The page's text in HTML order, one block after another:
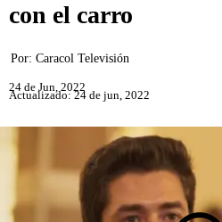
con el carro
Por: Caracol Televisión
24 de Jun, 2022
Actualizado: 24 de jun, 2022